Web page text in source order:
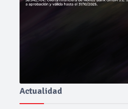
Actualidad